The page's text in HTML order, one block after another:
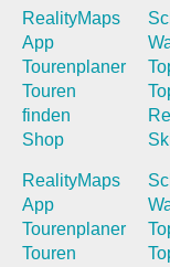
RealityMaps
App
Tourenplaner
Touren
finden
Shop
RealityMaps
App
Tourenplaner
Touren